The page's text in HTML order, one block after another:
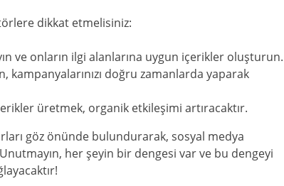
dikkat etmelisiniz:
ve onların ilgi alanlarına uygun içerikler oluşturun.
kampanyalarınızı doğru zamanlarda yaparak
üretmek, organik etkileşimi artıracaktır.
göz önünde bulundurarak, sosyal medya
her şeyin bir dengesi var ve bu dengeyi